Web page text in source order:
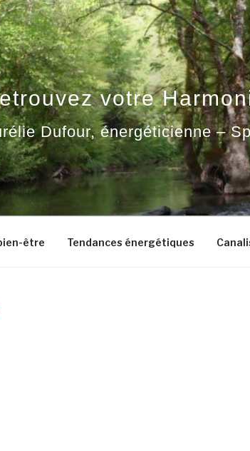
votre
Dufour, énergéticienne –
être Tendances énergétiques